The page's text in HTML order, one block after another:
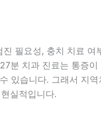
필요성, 충치 치료 여
분 치과 진료는 통증이
있습니다. 그래서 지
실적입니다.